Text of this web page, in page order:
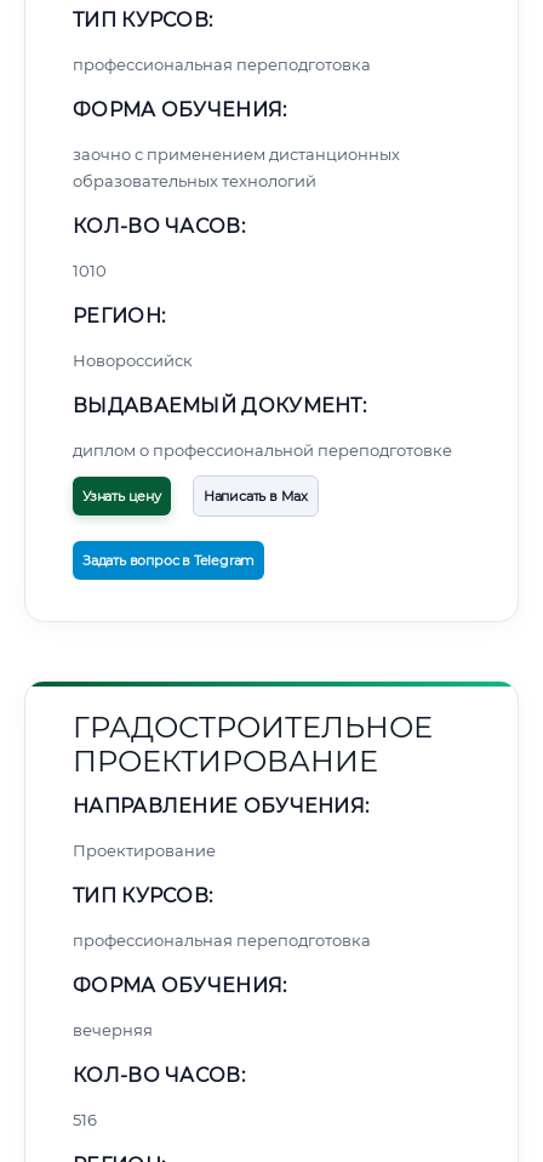
ТИП КУРСОВ:
профессиональная переподготовка
ФОРМА ОБУЧЕНИЯ:
заочно с применением дистанционных
образовательных технологий
КОЛ-ВО ЧАСОВ:
1010
РЕГИОН:
Новороссийск
ВЫДАВАЕМЫЙ ДОКУМЕНТ:
диплом о профессиональной переподготовке
Узнать цену Написать в Max
Задать вопрос в Telegram
ГРАДОСТРОИТЕЛЬНОЕ
ПРОЕКТИРОВАНИЕ
НАПРАВЛЕНИЕ ОБУЧЕНИЯ:
Проектирование
ТИП КУРСОВ:
профессиональная переподготовка
ФОРМА ОБУЧЕНИЯ:
вечерняя
КОЛ-ВО ЧАСОВ:
516